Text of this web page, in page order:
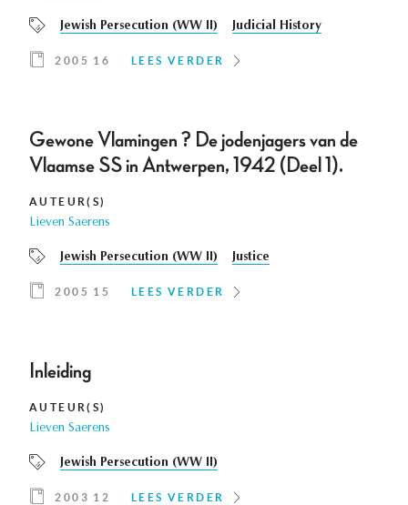
Jewish Persecution (WW II) Judicial History
2005 16 LEES VERDER
Gewone Vlamingen ? De jodenjagers van de
Vlaamse SS in Antwerpen, 1942 (Deel 1).
AUTEUR(S)
Lieven Saerens
Jewish Persecution (WW II) Justice
2005 15 LEES VERDER
Inleiding
AUTEUR(S)
Lieven Saerens
Jewish Persecution (WW II)
2003 12 LEES VERDER